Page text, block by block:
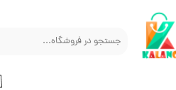
حساب کاربری من
تغییر گذر واژه